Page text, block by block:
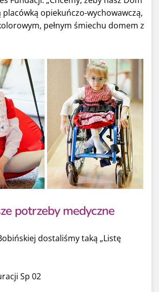
placówką opiekuńczo-wychowawczą,
pełnym śmiechu domem z
potrzeby medyczne
dostaliśmy taką „Listę
saturacji Sp 02